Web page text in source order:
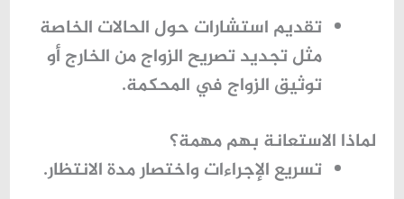
تقديم استشارات حول الحالات الخاصة
مثلتجديد تصريح الزواج من الخارجأو
توثيق الزواج في المحكمة.
لماذا الاستعانة بهم مهمة؟
تسريع الإجراءات واختصار مدة الانتظار.